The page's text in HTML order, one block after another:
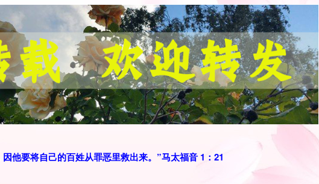
因他要将自己的百姓从罪恶里救出来。”马太福音 1：21